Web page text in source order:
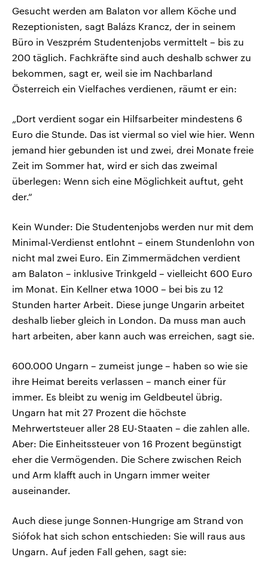
Gesucht werden am Balaton vor allem Köche und
Rezeptionisten, sagt Balázs Krancz, der in seinem
Büro in Veszprém Studentenjobs vermittelt – bis zu
200 täglich. Fachkräfte sind auch deshalb schwer zu
bekommen, sagt er, weil sie im Nachbarland
Österreich ein Vielfaches verdienen, räumt er ein:
„Dort verdient sogar ein Hilfsarbeiter mindestens 6
Euro die Stunde. Das ist viermal so viel wie hier. Wenn
jemand hier gebunden ist und zwei, drei Monate freie
Zeit im Sommer hat, wird er sich das zweimal
überlegen: Wenn sich eine Möglichkeit auftut, geht
der.“
Kein Wunder: Die Studentenjobs werden nur mit dem
Minimal-Verdienst entlohnt – einem Stundenlohn von
nicht mal zwei Euro. Ein Zimmermädchen verdient
am Balaton – inklusive Trinkgeld – vielleicht 600 Euro
im Monat. Ein Kellner etwa 1000 – bei bis zu 12
Stunden harter Arbeit. Diese junge Ungarin arbeitet
deshalb lieber gleich in London. Da muss man auch
hart arbeiten, aber kann auch was erreichen, sagt sie.
600.000 Ungarn – zumeist junge – haben so wie sie
ihre Heimat bereits verlassen – manch einer für
immer. Es bleibt zu wenig im Geldbeutel übrig.
Ungarn hat mit 27 Prozent die höchste
Mehrwertsteuer aller 28 EU-Staaten – die zahlen alle.
Aber: Die Einheitssteuer von 16 Prozent begünstigt
eher die Vermögenden. Die Schere zwischen Reich
und Arm klafft auch in Ungarn immer weiter
auseinander.
Auch diese junge Sonnen-Hungrige am Strand von
Siófok hat sich schon entschieden: Sie will raus aus
Ungarn. Auf jeden Fall gehen, sagt sie: